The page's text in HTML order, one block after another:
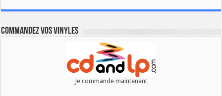
Commandez vos vinyles
Je commande maintenant